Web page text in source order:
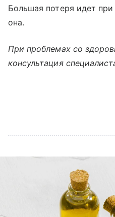
Большая потеря идет при
она.
При проблемах со
консультация